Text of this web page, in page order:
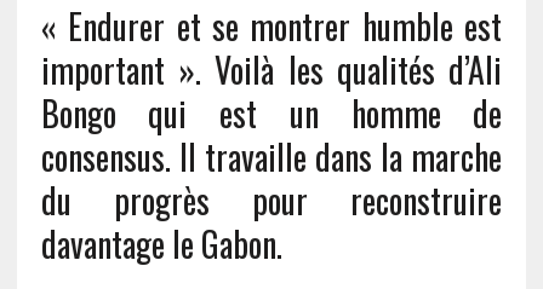
« Endurer et se montrer humble est
important ». Voilà les qualités d’Ali
Bongo qui est un homme de
consensus. Il travaille dans la marche
du progrès pour reconstruire
davantage le Gabon.